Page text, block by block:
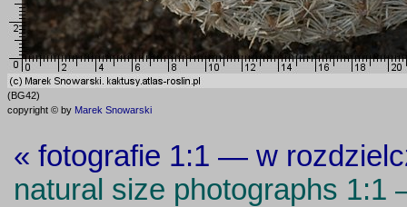
(BG42)
copyright © by Marek Snowarski
« fotografie 1:1 — w
natural size photographs